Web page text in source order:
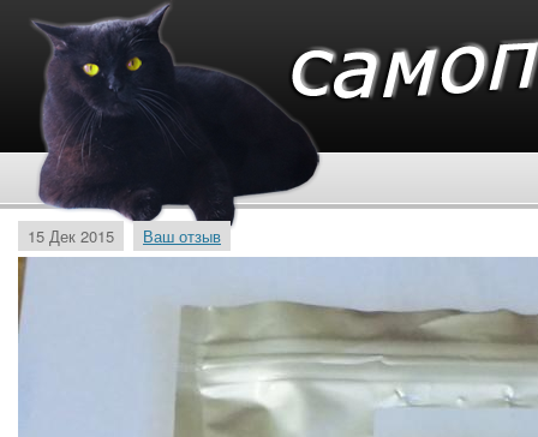
15 Дек 2015 Ваш отзыв